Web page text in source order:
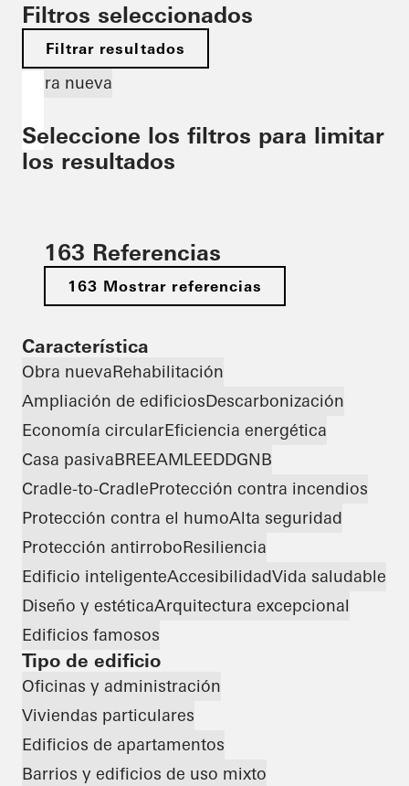
Filtros seleccionados
Filtrar resultados
Obra nueva
Seleccione los filtros para limitar
los resultados
163 Referencias
163 Mostrar referencias
Característica
Obra nuevaRehabilitación
Ampliación de edificiosDescarbonización
Economía circularEficiencia energética
Casa pasivaBREEAMLEEDDGNB
Cradle-to-CradleProtección contra incendios
Protección contra el humoAlta seguridad
Protección antirroboResiliencia
Edificio inteligenteAccesibilidadVida saludable
Diseño y estéticaArquitectura excepcional
Edificios famosos
Tipo de edificio
Oficinas y administración
Viviendas particulares
Edificios de apartamentos
Barrios y edificios de uso mixto